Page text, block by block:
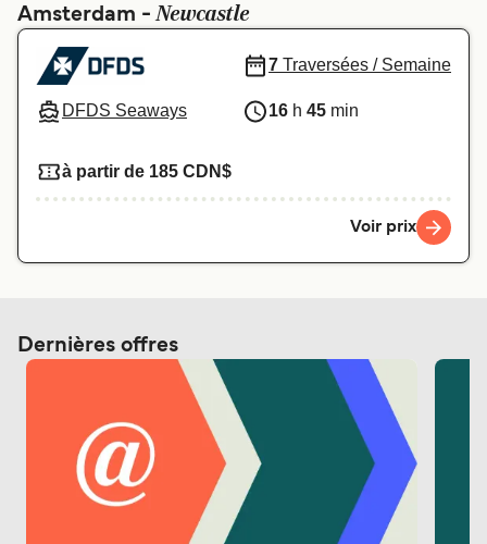
Ελλάδα
Deutschland Schweiz (DE)
Norge Україна
Amsterdam -Newcastle
DFDS Seaways
7 Traversées / Semaine
16 h 45 min
à partir de 185 CDN$
Voir prix
Dernières offres